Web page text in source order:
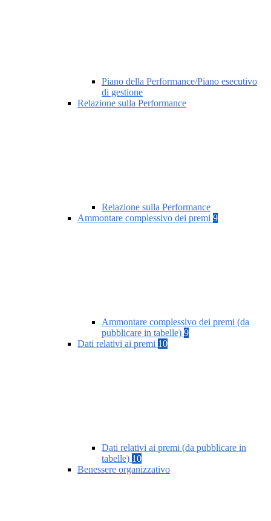
Piano della Performance/Piano esecutivo
di gestione
Relazione sulla Performance
Relazione sulla Performance
Ammontare complessivo dei premi 9
Ammontare complessivo dei premi (da
pubblicare in tabelle) 9
Dati relativi ai premi 10
Dati relativi ai premi (da pubblicare in
tabelle) 10
Benessere organizzativo